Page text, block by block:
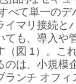
べて単一のデ
マリ接続と
ても、導入や
（図 1 ）。こ
のは、小規模
ランチ オフィ